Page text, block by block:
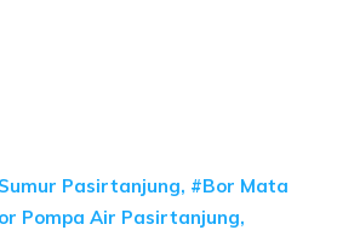
Pasirtanjung, #Bor Mata
Pompa Air Pasirtanjung,